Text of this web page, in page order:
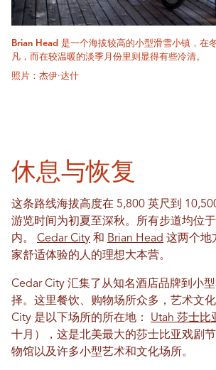
Brian Head 是一个海拔较高的小型滑雪小镇，在
凡，而在较温暖的淡季月份里则显得有些冷清。
照片：杰伊·达什
休息与恢复
这条路线海拔高度在 5,800 英尺到
游览时间为初夏至深秋。所有步道均位
内。 Cedar City 和 Brian Head 这两个地
家舒适体验的人的理想大本营。
Cedar City 汇集了从知名酒店品牌到小
择。这里餐饮、购物场所众多，艺术文
City 是以下场所的所在地： Utah 莎士比
十月），这是北美最大的莎士比亚戏剧
物馆以及许多小型艺术和文化场所。